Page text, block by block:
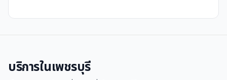
บริการในเพชรบุรี